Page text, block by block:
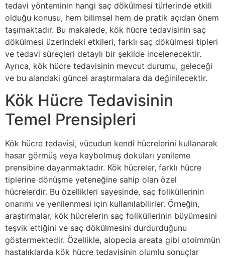
tedavi yönteminin hangi saç dökülmesi türlerinde etkili
olduğu konusu, hem bilimsel hem de pratik açıdan önem
taşımaktadır. Bu makalede, kök hücre tedavisinin saç
dökülmesi üzerindeki etkileri, farklı saç dökülmesi tipleri
ve tedavi süreçleri detaylı bir şekilde incelenecektir.
Ayrıca, kök hücre tedavisinin mevcut durumu, geleceği
ve bu alandaki güncel araştırmalara da değinilecektir.
Kök Hücre Tedavisinin
Temel Prensipleri
Kök hücre tedavisi, vücudun kendi hücrelerini kullanarak
hasar görmüş veya kaybolmuş dokuları yenileme
prensibine dayanmaktadır. Kök hücreler, farklı hücre
tiplerine dönüşme yeteneğine sahip olan özel
hücrelerdir. Bu özellikleri sayesinde, saç foliküllerinin
onarımı ve yenilenmesi için kullanılabilirler. Örneğin,
araştırmalar, kök hücrelerin saç foliküllerinin büyümesini
teşvik ettiğini ve saç dökülmesini durdurduğunu
göstermektedir. Özellikle, alopecia areata gibi otoimmün
hastalıklarda kök hücre tedavisinin olumlu sonuçlar